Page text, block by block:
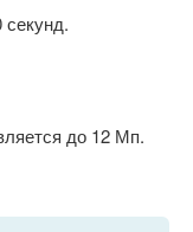
до 12 Мп.